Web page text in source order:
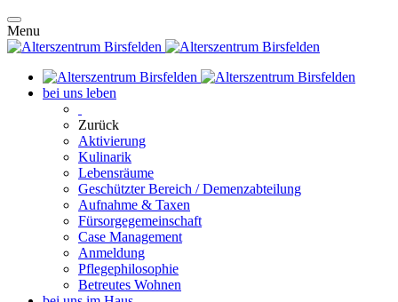
Menu
bei uns leben
Zurück
Aktivierung
Kulinarik
Lebensräume
Geschützter Bereich / Demenzabteilung
Aufnahme & Taxen
Fürsorgegemeinschaft
Case Management
Anmeldung
Pflegephilosophie
Betreutes Wohnen